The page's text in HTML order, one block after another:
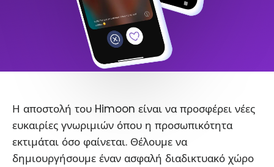
Η αποστολή του Himoon είναι να προσφέρει νέες
ευκαιρίες γνωριμιών όπου η προσωπικότητα
εκτιμάται όσο φαίνεται. Θέλουμε να
δημιουργήσουμε έναν ασφαλή διαδικτυακό χώρο